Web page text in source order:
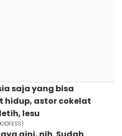
saja yang bisa
hidup, astor cokelat
lesu